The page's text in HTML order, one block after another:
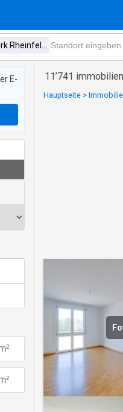
11’741
Hauptseite >
E-